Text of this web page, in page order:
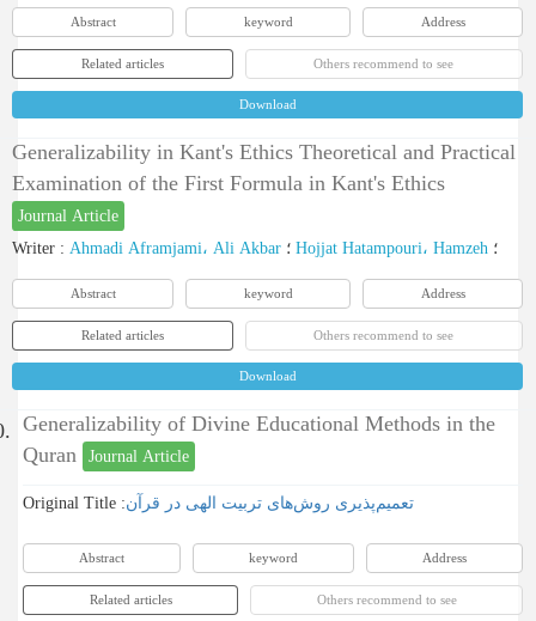
Abstract keyword Address
Related articles Others recommend to see
Download
Generalizability in Kant's Ethics Theoretical and Practical
Examination of the First Formula in Kant's Ethics
Journal Article
Writer : Ahmadi Aframjami، Ali Akbar Hojjat Hatampouri، Hamzeh ؛
Abstract keyword Address
Related articles Others recommend to see
Download
Generalizability of Divine Educational Methods in the
Quran
Journal Article
Original Title :تعمیم‌پذیری روش‌های تربیت الهی در قرآن
Abstract keyword Address
Related articles Others recommend to see